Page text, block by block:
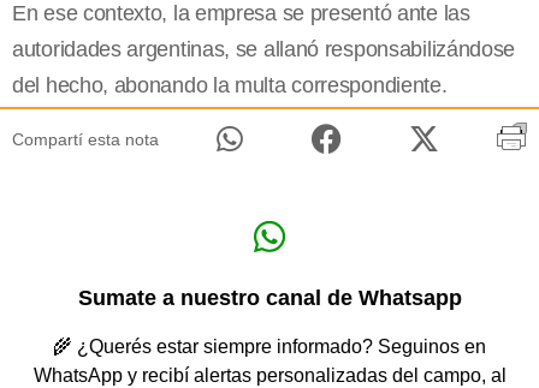
En ese contexto, la empresa se presentó ante las
autoridades argentinas, se allanó responsabilizándose
del hecho, abonando la multa correspondiente.
Compartí esta nota
Sumate a nuestro canal de Whatsapp
🌾 ¿Querés estar siempre informado? Seguinos en
WhatsApp y recibí alertas personalizadas del campo, al